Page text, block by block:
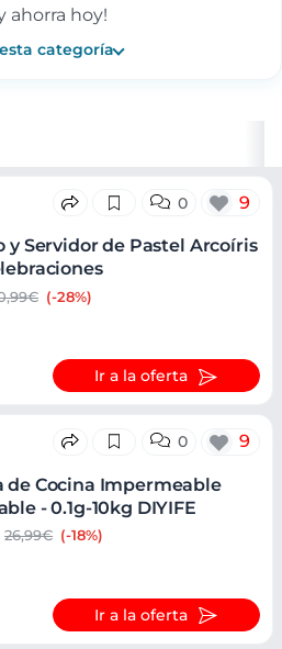
ahorra hoy!
categoría
0 9
y Servidor de Pastel Arcoíris
(-28%)
Ir a la oferta
0 9
de Cocina Impermeable
- 0.1g-10kg DIYIFE
26,99€ (-18%)
Ir a la oferta